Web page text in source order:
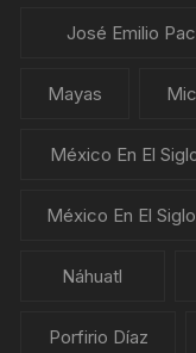
José Emilio
Mayas
México En El
México En El
Náhuatl
Porfirio Díaz